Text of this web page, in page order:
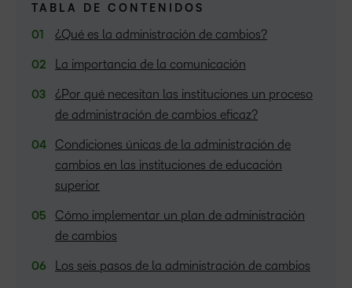
TABLA DE CONTENIDOS
¿Qué es la administración de cambios?
La importancia de la comunicación
¿Por qué necesitan las instituciones un proceso
de administración de cambios eficaz?
Condiciones únicas de la administración de
cambios en las instituciones de educación
superior
Cómo implementar un plan de administración
de cambios
Los seis pasos de la administración de cambios